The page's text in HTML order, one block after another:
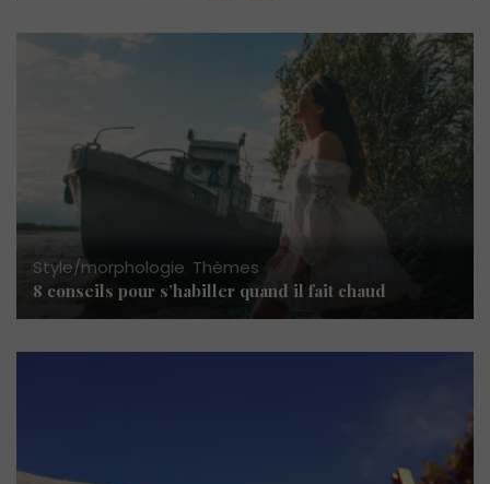
Style/morphologie Thèmes
8 conseils pour s’habiller quand il fait chaud